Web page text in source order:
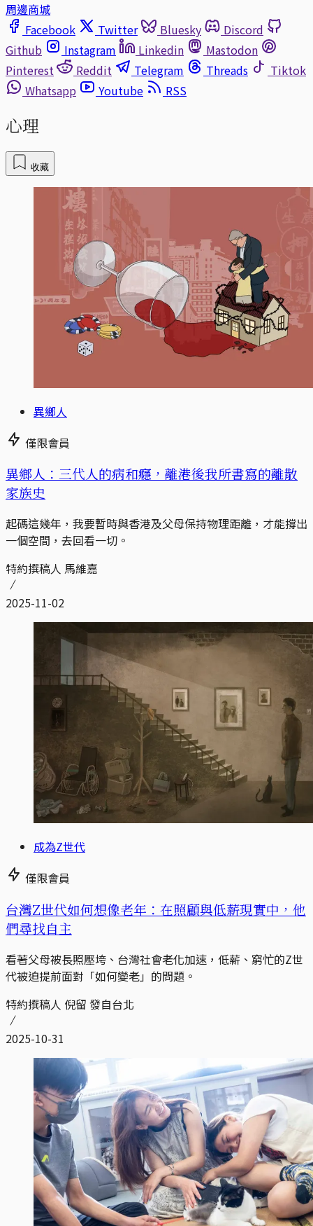
周邊商城
Facebook
Twitter Bluesky
Discord
Github
Instagram Linkedin
Mastodon
Pinterest
Reddit Telegram Threads
Tiktok
Whatsapp
Youtube RSS
心理
收藏
異鄉人
僅限會員
異鄉人：三代人的病和癮，離港後我所書寫的離散
家族史
起碼這幾年，我要暫時與香港及父母保持物理距離，才能撐出
一個空間，去回看一切。
特約撰稿人 馬維嘉
2025-11-02
成為Z世代
僅限會員
台灣Z世代如何想像老年：在照顧與低薪現實中，他
們尋找自主
看著父母被長照壓垮、台灣社會老化加速，低薪、窮忙的Z世
代被迫提前面對「如何變老」的問題。
特約撰稿人 倪留 發自台北
2025-10-31